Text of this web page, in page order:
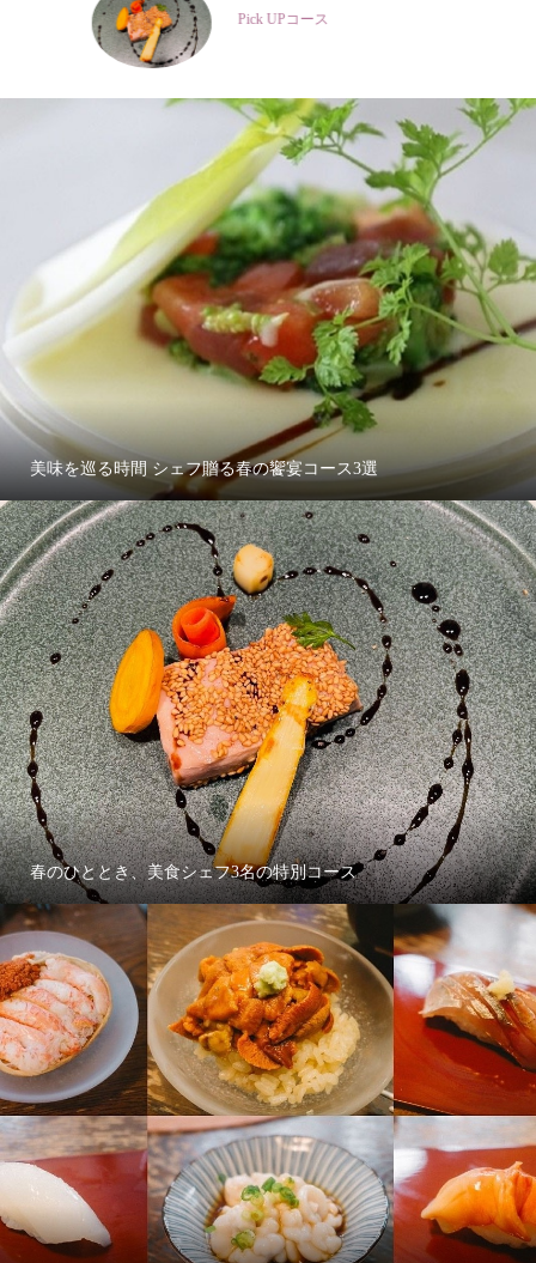
Pick UPコース
美味を巡る時間 シェフ贈る春の饗宴コース3選
春のひととき、美食シェフ3名の特別コース